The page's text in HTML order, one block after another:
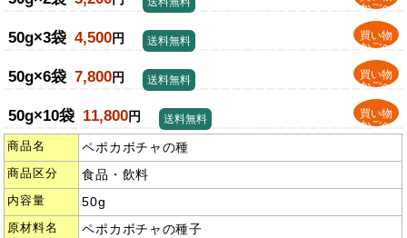
かごへ
50g×3袋 4,500円
買い物
かごへ
送料無料
50g×6袋 7,800円
買い物
かごへ
送料無料
50g×10袋 11,800円
買い物
かごへ
送料無料
商品名 ペポカボチャの種
商品区分 食品・飲料
内容量 50g
原材料名 ペポカボチャの種子